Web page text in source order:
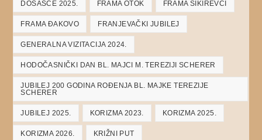
DOŠAŠĆE 2025. FRAMA OTOK FRAMA SIKIREVCI
FRAMA ĐAKOVO FRANJEVAČKI JUBILEJ
GENERALNA VIZITACIJA 2024.
HODOČASNIČKI DAN BL. MAJCI M. TEREZIJI SCHERER
JUBILEJ 200 GODINA ROĐENJA BL. MAJKE TEREZIJE
SCHERER
JUBILEJ 2025. KORIZMA 2023. KORIZMA 2025.
KORIZMA 2026. KRIŽNI PUT